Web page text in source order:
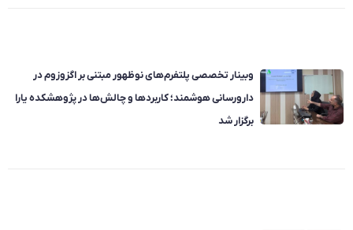
وبینار تخصصی پلتفرم‌های نوظهور مبتنی بر اگزوزوم در
دارورسانی هوشمند؛ کاربردها و چالش‌ها در پژوهشکده یارا
برگزار شد